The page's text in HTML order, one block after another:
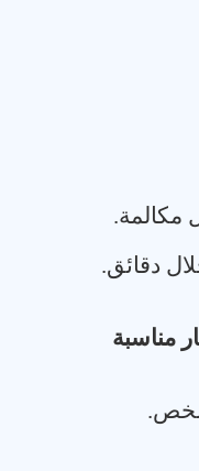
مكالمة.
دقائق.
مناسبة
شخص.